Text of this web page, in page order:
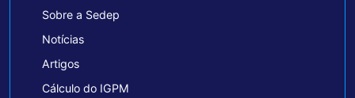
Sobre a Sedep
Notícias
Artigos
Cálculo do IGPM